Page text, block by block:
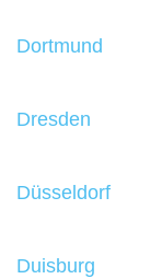
Dortmund
Dresden
Düsseldorf
Duisburg